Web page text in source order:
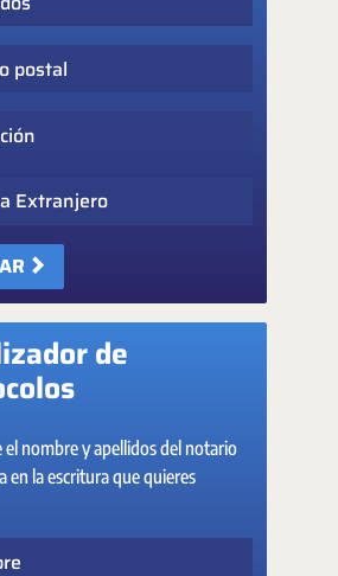
de
nombre y apellidos del notario
en la escritura que quieres